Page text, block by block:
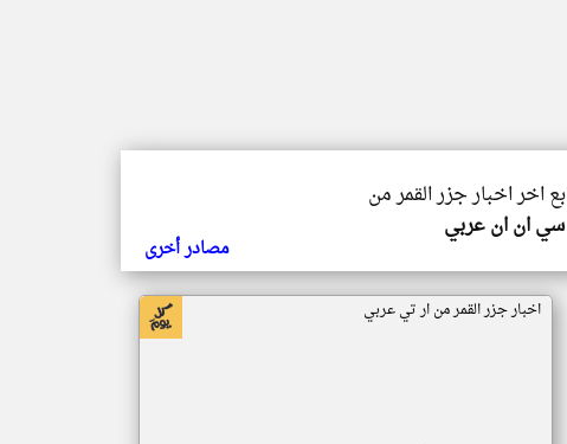
اخر اخبار جزر القمر من
سي ان ان عربي
مصادر أخرى
اخبار جزر القمر من ار تي عربي